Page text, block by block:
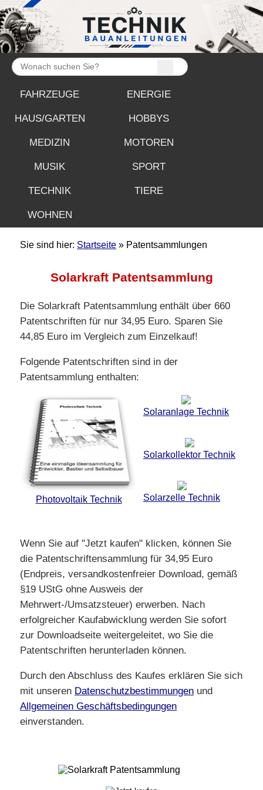
FAHRZEUGE ENERGIE
HAUS/GARTEN HOBBYS
MEDIZIN MOTOREN
MUSIK SPORT
TECHNIK TIERE
WOHNEN
Sie sind hier: Startseite » Patentsammlungen
Solarkraft Patentsammlung
Die Solarkraft Patentsammlung enthält über 660
Patentschriften für nur 34,95 Euro. Sparen Sie
44,85 Euro im Vergleich zum Einzelkauf!
Folgende Patentschriften sind in der
Patentsammlung enthalten:
Photovoltaik Technik
Solaranlage Technik
Solarkollektor Technik
Solarzelle Technik
Wenn Sie auf "Jetzt kaufen" klicken, können Sie
die Patentschriftensammlung für 34,95 Euro
(Endpreis, versandkostenfreier Download, gemäß
§19 UStG ohne Ausweis der
Mehrwert-/Umsatzsteuer) erwerben. Nach
erfolgreicher Kaufabwicklung werden Sie sofort
zur Downloadseite weitergeleitet, wo Sie die
Patentschriften herunterladen können.
Durch den Abschluss des Kaufes erklären Sie sich
mit unseren Datenschutzbestimmungen und
Allgemeinen Geschäftsbedingungen
einverstanden.